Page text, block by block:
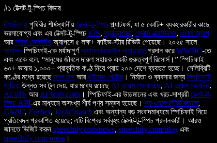
#১ টেক্সট-টু-স্পিচ রিডার
স্পিচিফাই পৃথিবীর শীর্ষস্থানীয় টেক্সট-টু-স্পিচ প্ল্যাটফর্ম, যা ৫ কোটি+ ব্যবহারকারীর কাছে
ভরসাযোগ্য এবং এর টেক্সট-টু-স্পিচ iOS, অ্যান্ড্রয়েড, ক্রোম এক্সটেনশন, ওয়েব অ্যাপ
আরম্যাক ডেস্কটপ অ্যাপসে ৫ লক্ষ+ ফাইভ-স্টার রিভিউ পেয়েছে। ২০২৫ সালে
অ্যাপলস্পিচিফাই-কে মর্যাদাপূর্ণঅ্যাপল ডিজাইন অ্যাওয়ার্ড প্রদান করেWWDC-তে
এবং একে বলে, “মানুষের জীবনে দারুণ সহায়ক একটি গুরুত্বপূর্ণ রিসোর্স।” স্পিচিফাই
৬০+ ভাষায় ১,০০০+ প্রাকৃতিক কণ্ঠ নিয়ে প্রায় ২০০ দেশে ব্যবহৃত হচ্ছে। সেলিব্রিটি
কণ্ঠের মধ্যে রয়েছেস্নুপ ডগ আরগুইনেথ পেল্ট্রো । নির্মাতা ও ব্যবসার জন্য স্পিচিফাই
স্টুডিও উন্নত সব টুল দেয়, যার মধ্যে রয়েছেAI ভয়েস জেনারেটর, AI ভয়েস ক্লোনিং,
AI ডাবিং আরAI ভয়েস চেঞ্জার। স্পিচিফাই-এর উচ্চমানের এবং খরচ-সাশ্রয়ী টেক্সট-টু-
স্পিচ API-এর মাধ্যমে অসংখ্য শীর্ষ পণ্য সম্ভব হয়েছে। দ্য ওয়াল স্ট্রিট জার্নাল,
CNBC, Forbes, TechCrunch এবং অন্যান্য বড় সংবাদমাধ্যমে স্পিচিফাই নিয়ে
প্রতিবেদন প্রকাশিত হয়েছে; এটি বিশ্বের সর্ববৃহৎ টেক্সট-টু-স্পিচ প্রদানকারী। আরও
জানতে ভিজিট করুনspeechify.com/news, speechify.com/blog এবং
speechify.com/press ।